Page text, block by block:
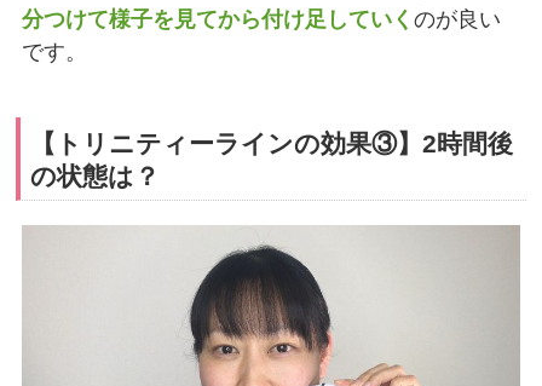
分つけて様子を見てから付け足していくのが良い
です。
【トリニティーラインの効果③】2時間後
の状態は？